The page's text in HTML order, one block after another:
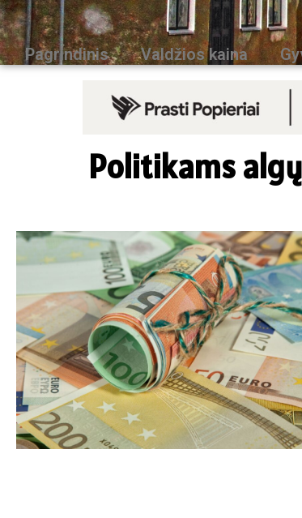
Pagrindinis Valdžios kaina
Politikams